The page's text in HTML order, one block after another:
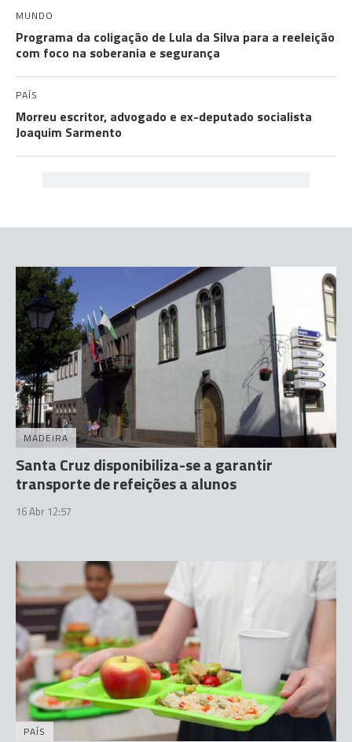
MUNDO
Programa da coligação de Lula da Silva para a reeleição
com foco na soberania e segurança
PAÍS
Morreu escritor, advogado e ex-deputado socialista
Joaquim Sarmento
MADEIRA
Santa Cruz disponibiliza-se a garantir
transporte de refeições a alunos
16 Abr 12:57
PAÍS